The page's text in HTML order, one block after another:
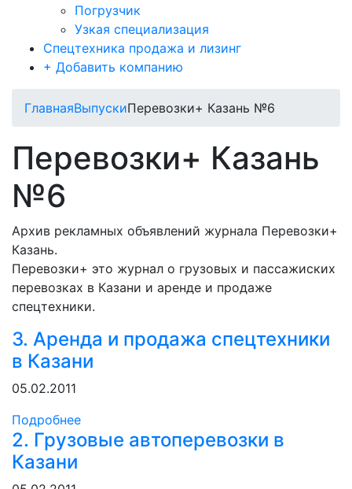
Погрузчик
Узкая специализация
Спецтехника продажа и лизинг
+ Добавить компанию
ГлавнаяВыпускиПеревозки+ Казань №6
Перевозки+ Казань
№6
Архив рекламных объявлений журнала Перевозки+
Казань.
Перевозки+ это журнал о грузовых и пассажиских
перевозках в Казани и аренде и продаже
спецтехники.
3. Аренда и продажа спецтехники
в Казани
05.02.2011
Подробнее
2. Грузовые автоперевозки в
Казани